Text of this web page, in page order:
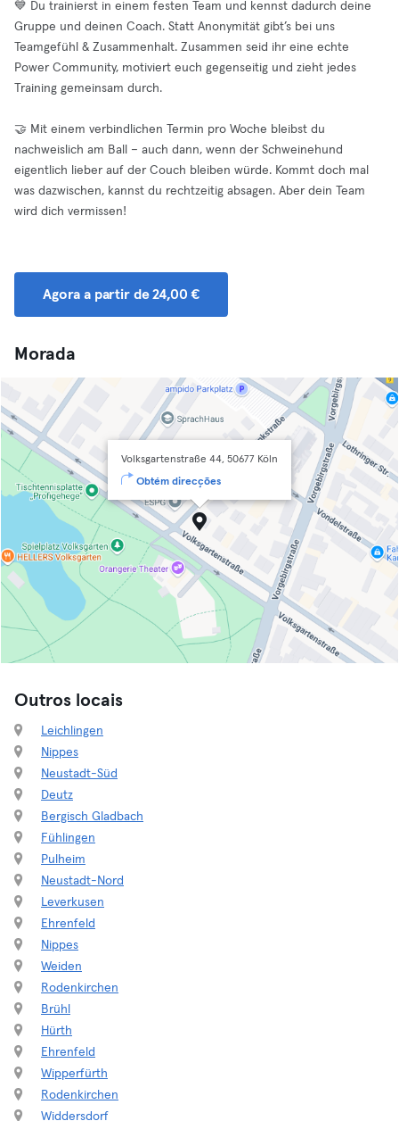
💙 Du trainierst in einem festen Team und kennst dadurch deine
Gruppe und deinen Coach. Statt Anonymität gibt’s bei uns
Teamgefühl & Zusammenhalt. Zusammen seid ihr eine echte
Power Community, motiviert euch gegenseitig und zieht jedes
Training gemeinsam durch.
🤝 Mit einem verbindlichen Termin pro Woche bleibst du
nachweislich am Ball – auch dann, wenn der Schweinehund
eigentlich lieber auf der Couch bleiben würde. Kommt doch mal
was dazwischen, kannst du rechtzeitig absagen. Aber dein Team
wird dich vermissen!
Agora a partir de 24,00 €
Morada
Volksgartenstraße 44, 50677 Köln
Obtém direcções
Outros locais
Leichlingen
Nippes
Neustadt-Süd
Deutz
Bergisch Gladbach
Fühlingen
Pulheim
Neustadt-Nord
Leverkusen
Ehrenfeld
Nippes
Weiden
Rodenkirchen
Brühl
Hürth
Ehrenfeld
Wipperfürth
Rodenkirchen
Widdersdorf